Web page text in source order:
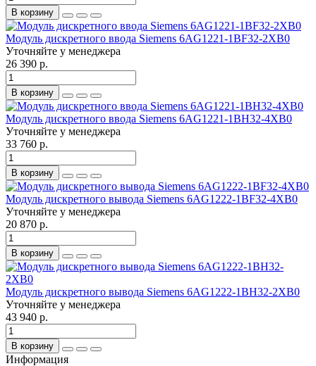
В корзину
Модуль дискретного ввода Siemens 6AG1221-1BF32-2XB0
Уточняйте у менеджера
26 390 р.
В корзину
Модуль дискретного ввода Siemens 6AG1221-1BH32-4XB0
Уточняйте у менеджера
33 760 р.
В корзину
Модуль дискретного вывода Siemens 6AG1222-1BF32-4XB0
Уточняйте у менеджера
20 870 р.
В корзину
Модуль дискретного вывода Siemens 6AG1222-1BH32-2XB0
Уточняйте у менеджера
43 940 р.
В корзину
Информация